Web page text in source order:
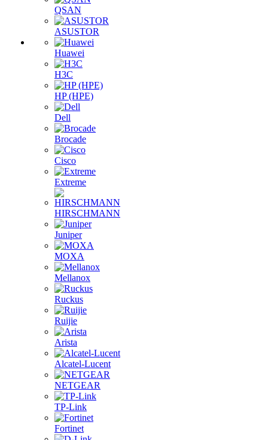
QSAN
ASUSTOR
Huawei
H3C
HP (HPE)
Dell
Brocade
Cisco
Extreme
HIRSCHMANN
Juniper
MOXA
Mellanox
Ruckus
Ruijie
Arista
Alcatel-Lucent
NETGEAR
TP-Link
Fortinet